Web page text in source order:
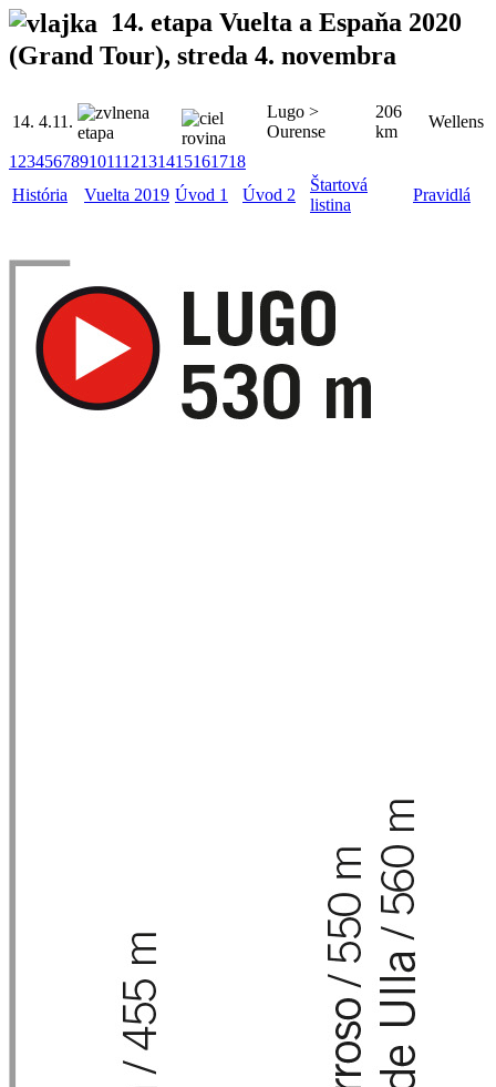
14. etapa Vuelta a Espaňa 2020
(Grand Tour), streda 4. novembra
14. 4.11.
Lugo >
Ourense
206
km
Wellens
1 23456789101112131415161718
História
Vuelta 2019 Úvod 1 Úvod 2
Štartová
listina
Pravidlá